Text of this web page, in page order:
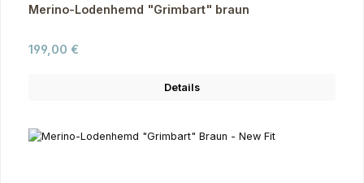
Merino-Lodenhemd "Grimbart" braun
Regulärer Preis:
199,00 €
Details